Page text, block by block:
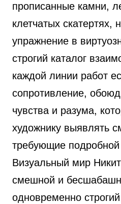
прописанные камни,
клетчатых
упражнение в
строгий каталог
каждой линии работ
сопротивление,
чувства и разума,
художнику выявлять
требующие
Визуальный мир
смешной и
одновременно